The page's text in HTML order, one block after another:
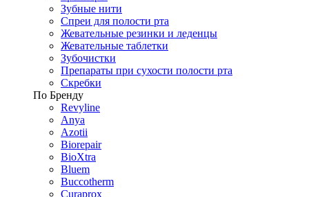
Зубные нити
Спреи для полости рта
Жевательные резинки и леденцы
Жевательные таблетки
Зубочистки
Препараты при сухости полости рта
Скребки
По Бренду
Revyline
Anya
Azotii
Biorepair
BioXtra
Bluem
Buccotherm
Curaprox